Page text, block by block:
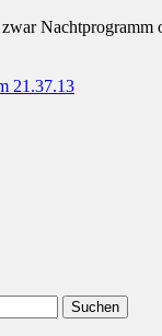
zwar
Suchen